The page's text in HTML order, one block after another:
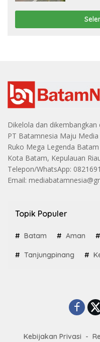
Dikelola dan dikembangkan
PT Batamnesia Maju Media
Ruko Mega Legenda
Kota Batam, Kepulauan
Telepon/WhatsApp:
Email:
Topik Populer
Batam Aman
Tanjungpinang
Kebijakan Privasi